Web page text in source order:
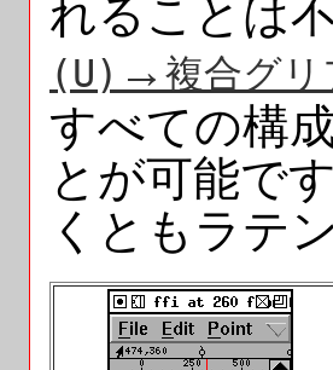
れることは
(U) → 複合グ
すべての構
とが可能で
くともラテ